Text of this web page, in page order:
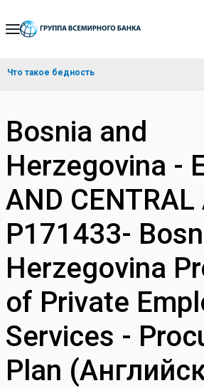
Skip
Navigation
Что такое бедность
Bosnia and
Herzegovina -
AND CENTRAL
P171433-
Herzegovina
of Private
Services -
Plan